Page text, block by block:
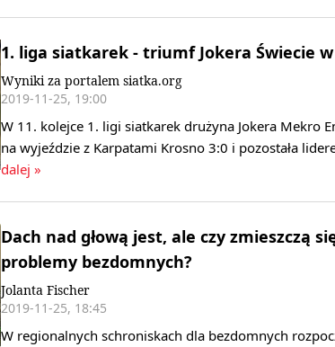
1. liga siatkarek - triumf Jokera Świecie
Wyniki za portalem siatka.org
2019-11-25, 19:00
W 11. kolejce 1. ligi siatkarek drużyna Jokera Mekro
na wyjeździe z Karpatami Krosno 3:0 i pozostała
dalej »
Dach nad głową jest, ale czy zmieszczą
problemy bezdomnych?
Jolanta Fischer
2019-11-25, 18:45
W regionalnych schroniskach dla bezdomnych